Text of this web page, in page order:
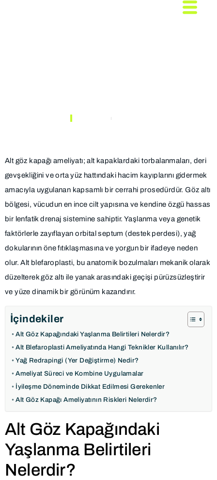
MAKALELER
Alt göz kapağı ameliyatı; alt kapaklardaki torbalanmaları, deri
gevşekliğini ve orta yüz hattındaki hacim kayıplarını gidermek
amacıyla uygulanan kapsamlı bir cerrahi prosedürdür. Göz altı
bölgesi, vücudun en ince cilt yapısına ve kendine özgü hassas
bir lenfatik drenaj sistemine sahiptir. Yaşlanma veya genetik
faktörlerle zayıflayan orbital septum (destek perdesi), yağ
dokularının öne fıtıklaşmasına ve yorgun bir ifadeye neden
olur. Alt blefaroplasti, bu anatomik bozulmaları mekanik olarak
düzelterek göz altı ile yanak arasındaki geçişi pürüzsüzleştirir
ve yüze dinamik bir görünüm kazandırır.
İçindekiler
Alt Göz Kapağındaki Yaşlanma Belirtileri Nelerdir?
Alt Blefaroplasti Ameliyatında Hangi Teknikler Kullanılır?
Yağ Redrapingi (Yer Değiştirme) Nedir?
Ameliyat Süreci ve Kombine Uygulamalar
İyileşme Döneminde Dikkat Edilmesi Gerekenler
Alt Göz Kapağı Ameliyatının Riskleri Nelerdir?
Alt Göz Kapağındaki
Yaşlanma Belirtileri
Nelerdir?